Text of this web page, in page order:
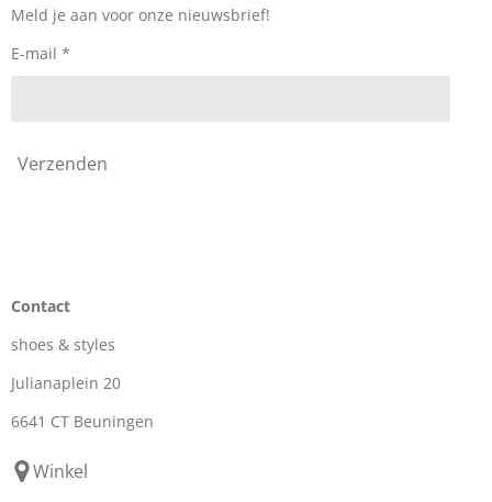
k
a
Meld je aan voor onze nieuwsbrief!
E-mail *
Verzenden
Contact
shoes & styles
Julianaplein 20
6641 CT Beuningen
Winkel